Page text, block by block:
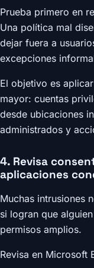
Prueba primero en
Una política mal
dejar fuera a
excepciones
El objetivo es
mayor: cuentas
desde ubicaciones
administrados y
4. Revisa
aplicaciones
Muchas intrusiones
si logran que
permisos amplios.
Revisa en Microsoft